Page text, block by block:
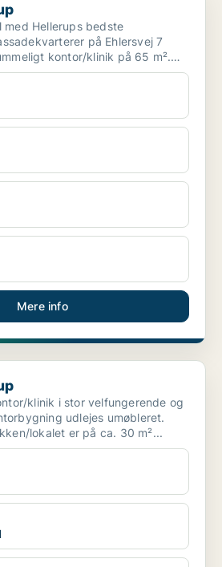
med Hellerups bedste
på Ehlersvej 7
kontor/klinik på 65 m².
Mere info
klinik i stor velfungerende og
udlejes umøbleret.
lokalet er på ca. 30 m²...